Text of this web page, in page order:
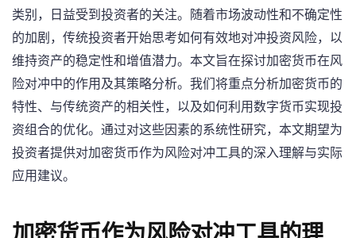
类别，日益受到投资者的关注。随着市场波动性和不确定性
的加剧，传统投资者开始思考如何有效地对冲投资风险，以
维持资产的稳定性和增值潜力。本文旨在探讨加密货币在风
险对冲中的作用及其策略分析。我们将重点分析加密货币的
特性、与传统资产的相关性，以及如何利用数字货币实现投
资组合的优化。通过对这些因素的系统性研究，本文期望为
投资者提供对加密货币作为风险对冲工具的深入理解与实际
应用建议。